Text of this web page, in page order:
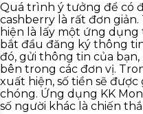
Quá trình ý tưởng để có
cashberry là rất đơn
hiện là lấy một ứng
bắt đầu đăng ký thông
đó, gửi thông tin của
bên trong các đơn vị.
xuất hiện, số tiền sẽ
chóng. Ứng dụng KK
số người khác là chiến